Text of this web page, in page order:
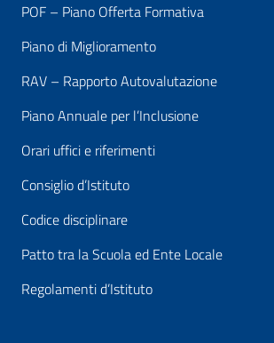
POF – Piano Offerta Formativa
Piano di Miglioramento
RAV – Rapporto Autovalutazione
Piano Annuale per l’Inclusione
Orari uffici e riferimenti
Consiglio d’Istituto
Codice disciplinare
Patto tra la Scuola ed Ente Locale
Regolamenti d’Istituto